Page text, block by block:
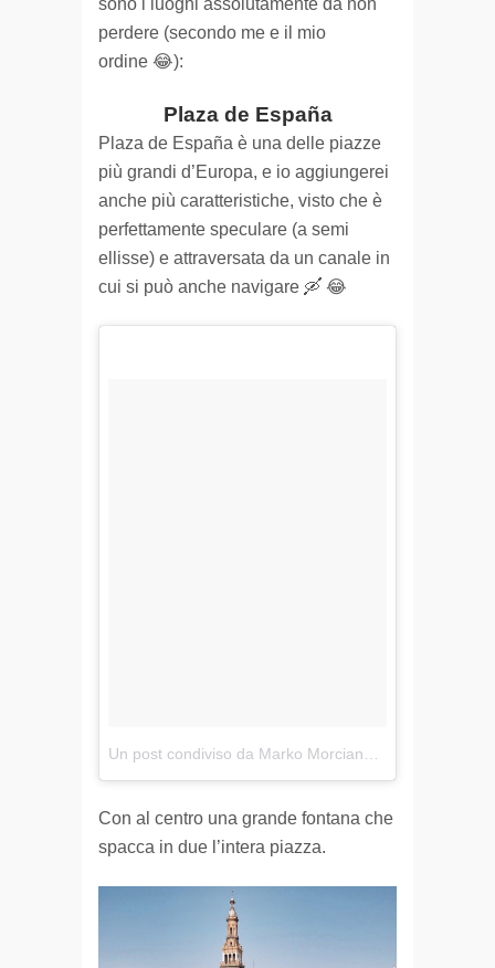
sono i luoghi assolutamente da non
perdere (secondo me e il mio
ordine 😂):
Plaza de España
Plaza de España è una delle piazze
più grandi d’Europa, e io aggiungerei
anche più caratteristiche, visto che è
perfettamente speculare (a semi
ellisse) e attraversata da un canale in
cui si può anche navigare 🛶 😂
Un post condiviso da Marko Morciano △ (@markomorciano)
Con al centro una grande fontana che
spacca in due l’intera piazza.